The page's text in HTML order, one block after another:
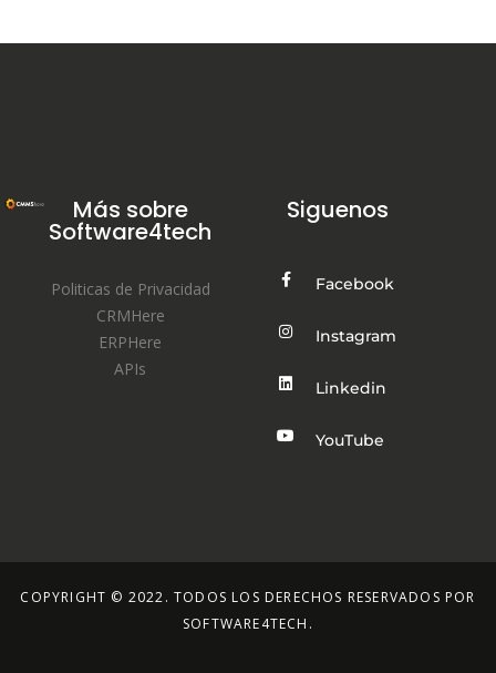
Más sobre
Software4tech
Politicas de Privacidad
CRMHere
ERPHere
APIs
Siguenos
Facebook
Instagram
Linkedin
YouTube
COPYRIGHT © 2022. TODOS LOS DERECHOS RESERVADOS POR
SOFTWARE4TECH.